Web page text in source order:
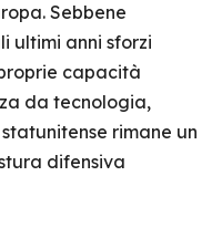
Sebbene
ultimi anni sforzi
capacità
da tecnologia,
rimane un
difensiva